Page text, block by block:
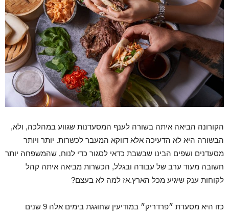
הקורונה הביאה איתה בשורה לענף המסעדנות שגווע במהלכה, ולא,
הבשורה היא לא הדעיכה אלא דווקא המעבר לכשרות. יותר ויותר
מסעדנים ושפים הבינו שבשבת כדאי לסגור כדי לנוח, שהמשפחה יותר
חשובה מעוד ערב של עבודה ובגלל, הכשרות מביאה איתה קהל
לקוחות ענק שיגיע מכל הארץ.אז למה לא בעצם?
כזו היא מסעדת ״פרדריק״ במודיעין שחוגגת בימים אלה 9 שנים